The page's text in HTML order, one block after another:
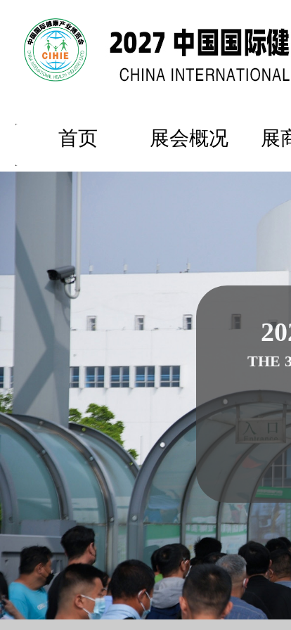
首页 展会概况 展
THE